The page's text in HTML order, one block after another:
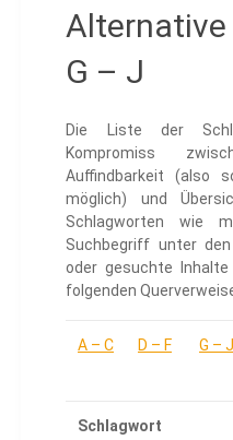
G – J
Die Liste der
Kompromiss
Auffindbarkeit (also
möglich) und
Schlagworten wie
Suchbegriff unter
oder gesuchte
folgenden
A – C D – F G – J
Schlagwort